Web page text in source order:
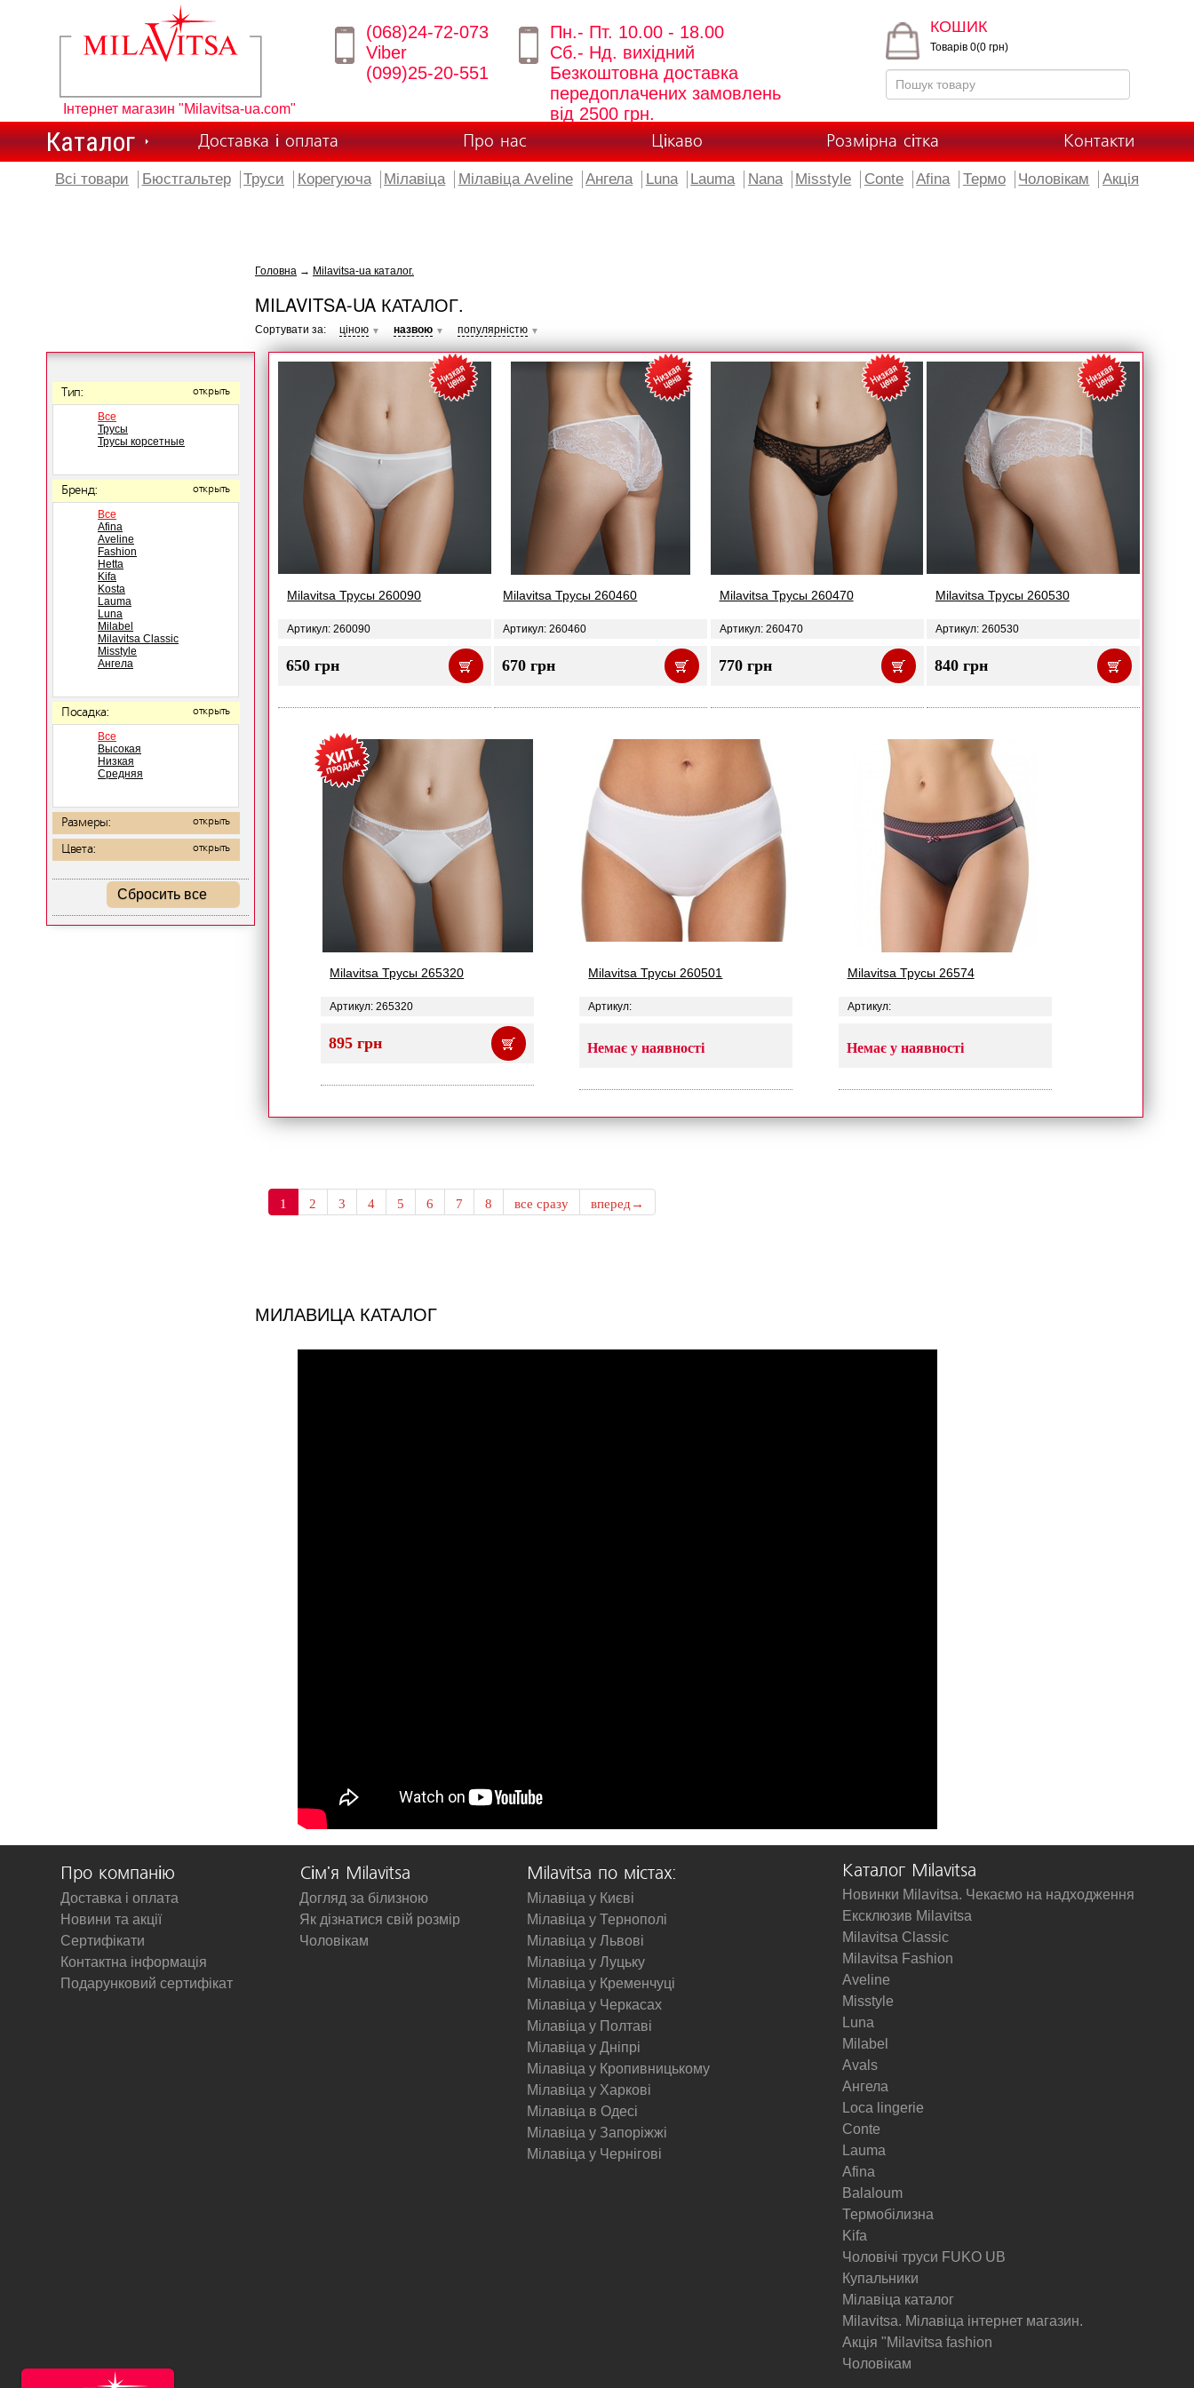
Інтернет магазин "Milavitsa-ua.com"
(068)24-72-073
Viber
(099)25-20-551
Пн.- Пт. 10.00 - 18.00
Сб.- Нд. вихідний
Безкоштовна доставка
передоплачених замовлень
від 2500 грн.
КОШИК
Товарів 0(0 грн)
Каталог Доставка і оплата Про нас Цікаво Розмірна сітка Контакти
Всі товари Бюстгальтер Труси Корегуюча Мілавіца Мілавіца Aveline Ангела Luna Lauma Nana Misstyle Conte Afina Термо Чоловікам Акція
Тип: открыть
Все
Трусы
Трусы корсетные
Бренд: открыть
Все
Afina
Aveline
Fashion
Hetta
Kifa
Kosta
Lauma
Luna
Milabel
Milavitsa Classic
Misstyle
Ангела
Посадка: открыть
Все
Высокая
Низкая
Средняя
Размеры: открыть
Цвета: открыть
Сбросить все
Головна → Milavitsa-ua каталог.
MILAVITSA-UA КАТАЛОГ.
Сортувати за: ціною ▼ назвою ▼ популярністю ▼
Milavitsa Трусы 260090
Артикул: 260090
650 грн
Milavitsa Трусы 260460
Артикул: 260460
670 грн
Milavitsa Трусы 260470
Артикул: 260470
770 грн
Milavitsa Трусы 260530
Артикул: 260530
840 грн
Milavitsa Трусы 265320
Артикул: 265320
895 грн
Milavitsa Трусы 260501
Артикул:
Немає у наявності
Milavitsa Трусы 26574
Артикул:
Немає у наявності
1 2 3 4 5 6 7 8 все сразу вперед→
МИЛАВИЦА КАТАЛОГ
Про компанію
Доставка і оплата
Новини та акції
Сертифікати
Контактна інформація
Подарунковий сертифікат
Сім'я Milavitsa
Догляд за білизною
Як дізнатися свій розмір
Чоловікам
Milavitsa по містах:
Мілавіца у Києві
Мілавіца у Тернополі
Мілавіца у Львові
Мілавіца у Луцьку
Мілавіца у Кременчуці
Мілавіца у Черкасах
Мілавіца у Полтаві
Мілавіца у Дніпрі
Мілавіца у Кропивницькому
Мілавіца у Харкові
Мілавіца в Одесі
Мілавіца у Запоріжжі
Мілавіца у Чернігові
Каталог Milavitsa
Новинки Milavitsa. Чекаємо на надходження
Ексклюзив Milavitsa
Milavitsa Classic
Milavitsa Fashion
Aveline
Misstyle
Luna
Milabel
Avals
Ангела
Loca lingerie
Conte
Lauma
Afina
Balaloum
Термобілизна
Kifa
Чоловічі труси FUKO UB
Купальники
Мілавіца каталог
Milavitsa. Мілавіца інтернет магазин.
Акція "Milavitsa fashion
Чоловікам